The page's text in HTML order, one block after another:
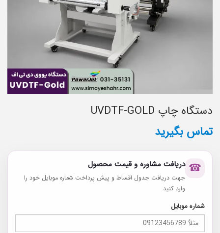
دستگاه چاپ UVDTF-GOLD
تماس بگیرید
☎ دریافت مشاوره و قیمت محصول
جهت دریافت جدول اقساط و پیش پرداخت شماره موبایل خود را
وارد کنید
شماره موبایل